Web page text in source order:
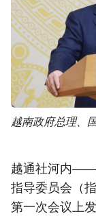
越南政府总理、
越通社河内
指导委员会（
第一次会议上